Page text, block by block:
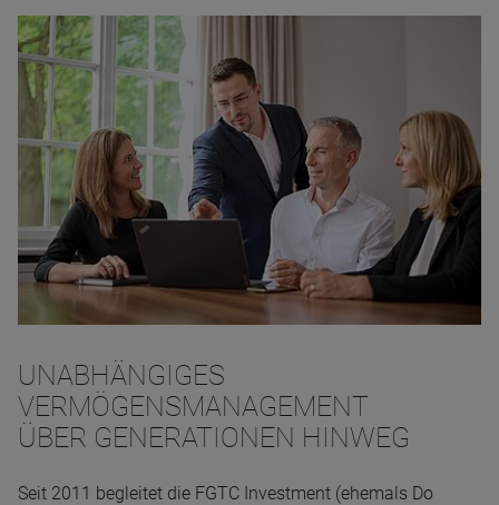
UNABHÄNGIGES
VERMÖGENSMANAGEMENT
ÜBER GENERATIONEN HINWEG
Seit 2011 begleitet die FGTC Investment (ehemals Do